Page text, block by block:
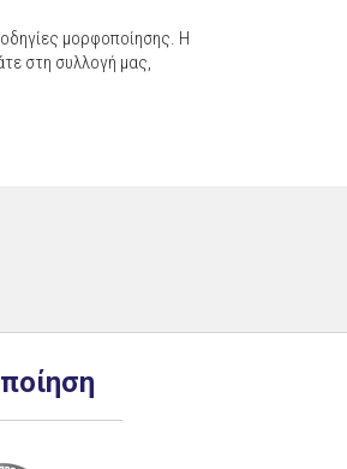
μορφοποίησης. Η
στη συλλογή μας,